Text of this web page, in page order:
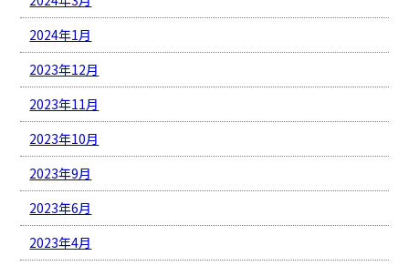
2024年1月
2023年12月
2023年11月
2023年10月
2023年9月
2023年6月
2023年4月